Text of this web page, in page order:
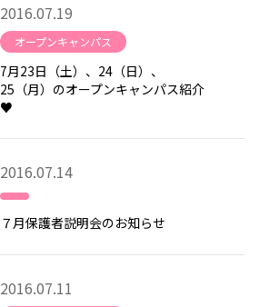
2016.07.19
オープンキャンパス
7月23日（土）、24（日）、
25（月）のオープンキャンパス紹介
♥
2016.07.14
７月保護者説明会のお知らせ
2016.07.11